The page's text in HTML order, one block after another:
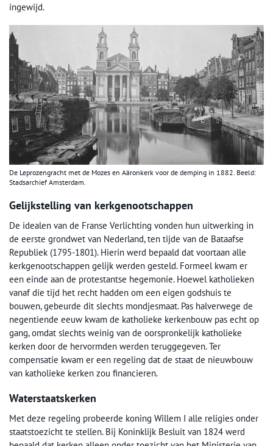
ingewijd.
De Leprozengracht met de Mozes en Aäronkerk voor de demping in 1882. Beeld:
Stadsarchief Amsterdam.
Gelijkstelling van kerkgenootschappen
De idealen van de Franse Verlichting vonden hun uitwerking in
de eerste grondwet van Nederland, ten tijde van de Bataafse
Republiek (1795-1801). Hierin werd bepaald dat voortaan alle
kerkgenootschappen gelijk werden gesteld. Formeel kwam er
een einde aan de protestantse hegemonie. Hoewel katholieken
vanaf die tijd het recht hadden om een eigen godshuis te
bouwen, gebeurde dit slechts mondjesmaat. Pas halverwege de
negentiende eeuw kwam de katholieke kerkenbouw pas echt op
gang, omdat slechts weinig van de oorspronkelijk katholieke
kerken door de hervormden werden teruggegeven. Ter
compensatie kwam er een regeling dat de staat de nieuwbouw
van katholieke kerken zou financieren.
Waterstaatskerken
Met deze regeling probeerde koning Willem I alle religies onder
staatstoezicht te stellen. Bij Koninklijk Besluit van 1824 werd